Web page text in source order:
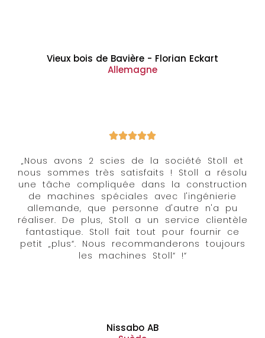
Vieux bois de Bavière - Florian Eckart
Allemagne
„Nous avons 2 scies de la société Stoll et
nous sommes très satisfaits ! Stoll a résolu
une tâche compliquée dans la construction
de machines spéciales avec l'ingénierie
allemande, que personne d'autre n'a pu
réaliser. De plus, Stoll a un service clientèle
fantastique. Stoll fait tout pour fournir ce
petit „plus“. Nous recommanderons toujours
les machines Stoll“ !“
Nissabo AB